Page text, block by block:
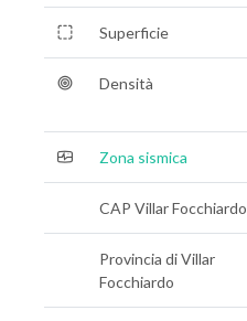
Superficie
Densità
Zona sismica
CAP Villar Focchiardo
Provincia di Villar
Focchiardo